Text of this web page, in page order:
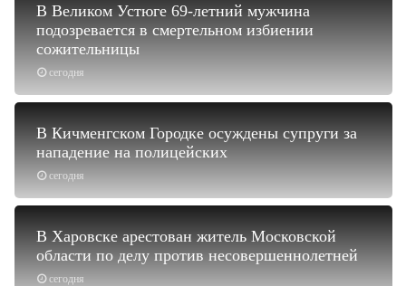
сегодня
В Великом Устюге 69-летний мужчина
подозревается в смертельном избиении
сожительницы
сегодня
В Кичменгском Городке осуждены супруги за
нападение на полицейских
сегодня
В Харовске арестован житель Московской
области по делу против несовершеннолетней